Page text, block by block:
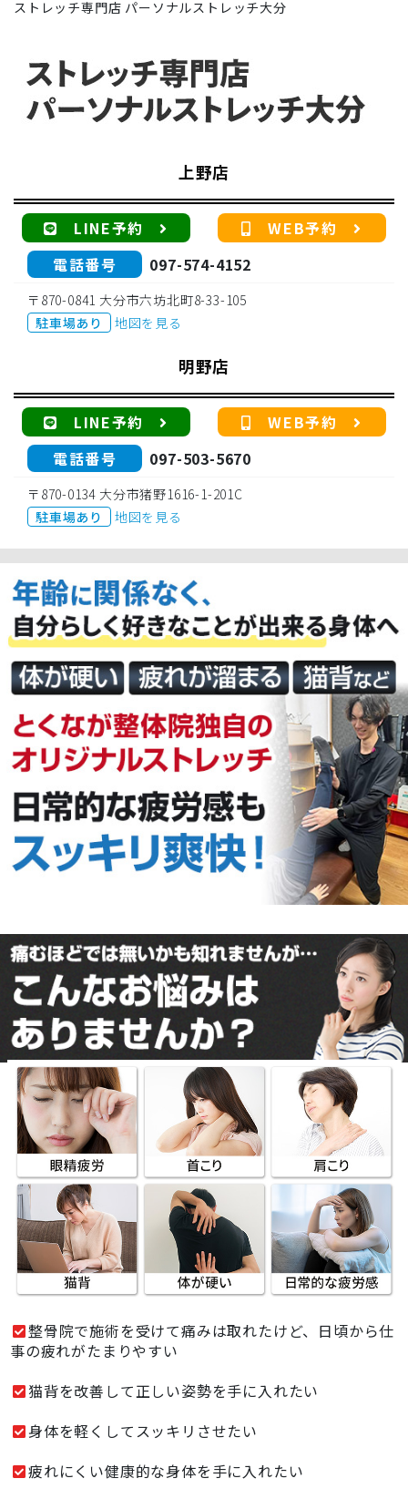
ストレッチ専門店 パーソナルストレッチ大分
上野店
LINE予約
WEB予約
電話番号
097-574-4152
〒870-0841 大分市六坊北町8-33-105
駐車場あり
地図を見る
明野店
LINE予約
WEB予約
電話番号
097-503-5670
〒870-0134 大分市猪野1616-1-201C
駐車場あり
地図を見る
整骨院で施術を受けて痛みは取れたけど、日頃から仕
事の疲れがたまりやすい
猫背を改善して正しい姿勢を手に入れたい
身体を軽くしてスッキリさせたい
疲れにくい健康的な身体を手に入れたい